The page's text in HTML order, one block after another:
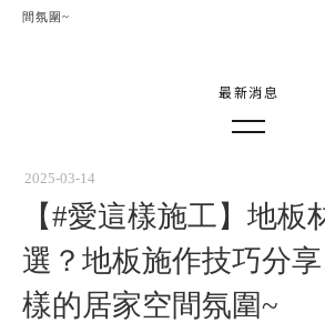
間氛圍~
最新消息
ALL
2025-03-14
【#愛這樣施工】地板
選？地板施作技巧分
樣的居家空間氛圍~